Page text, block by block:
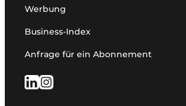
Werbung
Business-Index
Anfrage für ein Abonnement